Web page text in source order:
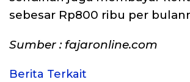
sebesar Rp800 ribu per
Sumber : fajaronline.com
Berita Terkait